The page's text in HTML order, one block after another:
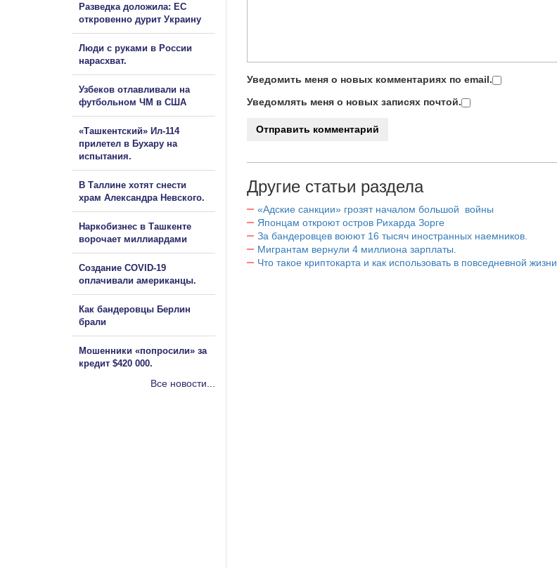
Уведомить меня о новых комментариях по email.
Уведомлять меня о новых записях почтой.
Другие статьи раздела
«Адские санкции» грозят началом большой войны
Японцам откроют остров Рихарда Зорге
За бандеровцев воюют 16 тысяч иностранных наемников.
Мигрантам вернули 4 миллиона зарплаты.
Что такое криптокарта и как использовать в повседневной жизни
Разведка доложила: ЕС
откровенно дурит Украину
Люди с руками в России
нарасхват.
Узбеков отлавливали на
футбольном ЧМ в США
«Ташкентский» Ил-114
прилетел в Бухару на
испытания.
В Таллине хотят снести
храм Александра Невского.
Наркобизнес в Ташкенте
ворочает миллиардами
Создание COVID-19
оплачивали американцы.
Как бандеровцы Берлин
брали
Мошенники «попросили» за
кредит $420 000.
Все новости...